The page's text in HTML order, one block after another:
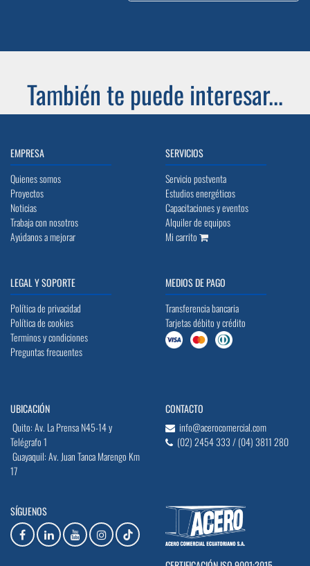
También te puede interesar...
EMPRESA
Quienes somos
Proyectos
Noticias
Trabaja con nosotros
Ayúdanos a mejorar
SERVICIOS
Servicio postventa
Estudios energéticos
Capacitaciones y eventos
Alquiler de equipos
Mi carrito
LEGAL Y SOPORTE
Política de privacidad
Política de cookies
Terminos y condiciones
Preguntas frecuentes
MEDIOS DE PAGO
Transferencia bancaria
Tarjetas débito y crédito
UBICACIÓN
Quito: Av. La Prensa N45-14 y
Telégrafo 1
Guayaquil: Av. Juan Tanca Marengo Km
17
CONTACTO
info@acerocomercial.com
(02) 2454 333 / (04) 3811 280
SÍGUENOS